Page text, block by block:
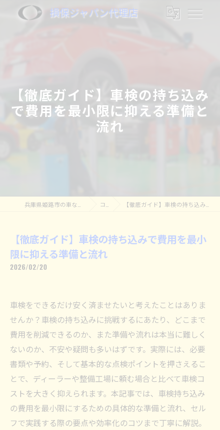
損保ジャパン代理店
【徹底ガイド】車検の持ち込み
で費用を最小限に抑える準備と
流れ
コラム 【徹底ガイド】車検の持ち込みで費用を最小限に抑える準備と流れ
【徹底ガイド】車検の持ち込みで費用を最小
限に抑える準備と流れ
2026/02/20
車検をできるだけ安く済ませたいと考えたことはありま
せんか？車検の持ち込みに挑戦するにあたり、どこまで
費用を削減できるのか、また準備や流れは本当に難しく
ないのか、不安や疑問も多いはずです。実際には、必要
書類や予約、そして基本的な点検ポイントを押さえるこ
とで、ディーラーや整備工場に頼む場合と比べて車検コ
ストを大きく抑えられます。本記事では、車検持ち込み
の費用を最小限にするための具体的な準備と流れ、セル
フで実践する際の要点や効率化のコツまで丁寧に解説。